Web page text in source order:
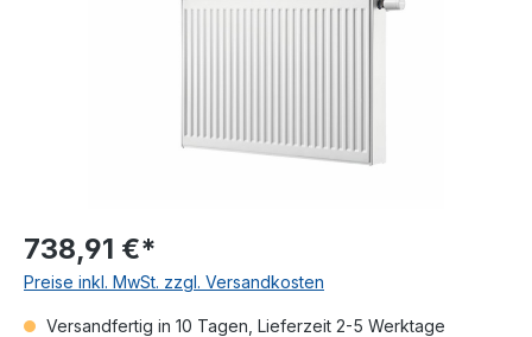
738,91 €*
Preise inkl. MwSt. zzgl. Versandkosten
Versandfertig in 10 Tagen, Lieferzeit 2-5 Werktage